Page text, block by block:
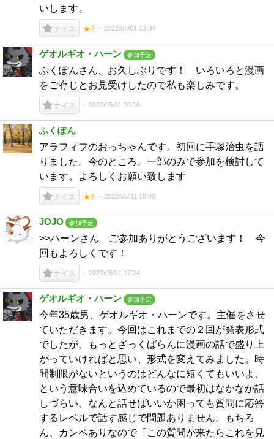
いします。
ナイス ★2 2022/06/01 13:34
ゲオルギオ・ハーン 参加予定
ふくぽんさん、お久しぶりです！ いろいろと漫画
をご存じとお見受けしたので私も楽しみです。
ナイス 2022/05/31 20:10
ふくぽん
アラフィフのおっちゃんです。初回に手塚治虫を語
りました。今のところ、一部のみで参加を検討して
います。よろしくお願い致します
ナイス ★3 2022/05/31 18:00
JOJO 参加予定
>>ハーンさん ご参加ありがとうございます！ 今
回もよろしくです！
ナイス 2022/05/31 17:24
ゲオルギオ・ハーン 参加予定
今年35歳男、ゲオルギオ・ハーンです。主催をさせ
ていただきます。今回はこれまでの２回が発表形式
でしたが、もっとざっくばらんに漫画の話で盛り上
がっていければと思い、形式を変えてみました。時
間制限がないというのはどんなに短くてもいいよ、
という意味合いを込めているので最初はなかなか話
しづらい、なんと話せばいいか困っても質問に応答
するレベルで話す感じで問題ありません。もちろ
ん、カンペありなので「この質問が来たらこれを見